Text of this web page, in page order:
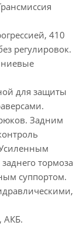
410
регулировок.
для защиты
Задним
тормоза
суппортом.
АКБ.